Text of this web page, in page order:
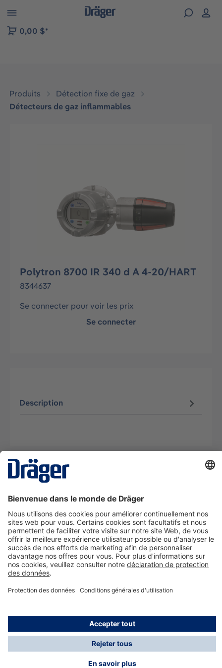
to B2B platform navigation
0,00 $*
Produits
Détection fixe de gaz
Détecteurs de gaz inflammables
Polytron 8700 IR 340 d A 4-20/HART
8344637
Se connecter pour voir les prix
Se connecter
Description
La technologie
Nous contacter
A propos de Dräger
Informations
*Les taxes et les frais d'expédition ne sont pas inclus
dans les prix indiqués, sauf mention contraire. Des frais
supplémentaires peuvent s'appliquer.